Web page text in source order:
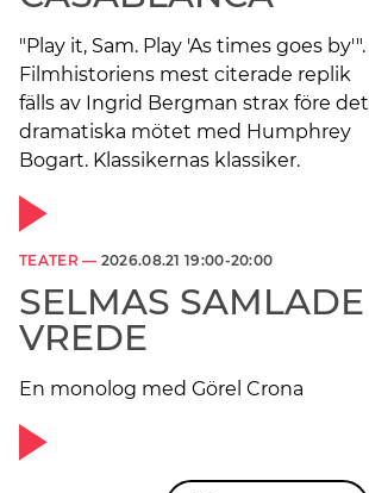
"Play it, Sam. Play 'As times goes by'".
Filmhistoriens mest citerade replik
fälls av Ingrid Bergman strax före det
dramatiska mötet med Humphrey
Bogart. Klassikernas klassiker.
TEATER — 2026.08.21 19:00-20:00
SELMAS SAMLADE
VREDE
En monolog med Görel Crona